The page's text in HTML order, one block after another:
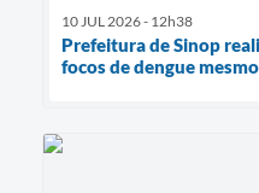
10 JUL 2026 - 12h38
Prefeitura de Sinop
focos de dengue